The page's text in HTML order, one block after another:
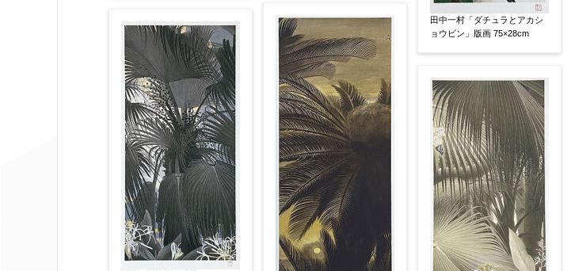
シート その他
サイン等の有無 【任意】
サイン有(自筆)
サイン無 印有 鑑定証書付 共箱
共シール
その他
限定番号 【任意】
制作年 【任意】
田中一村「ダチュラとアカシ
ョウビン」版画 75×28cm